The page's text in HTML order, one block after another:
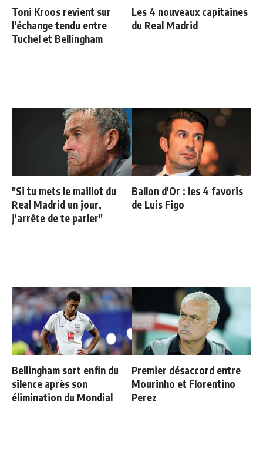
Toni Kroos revient sur
l’échange tendu entre
Tuchel et Bellingham
Les 4 nouveaux capitaines
du Real Madrid
"Si tu mets le maillot du
Real Madrid un jour,
j'arrête de te parler"
Ballon d'Or : les 4 favoris
de Luis Figo
Bellingham sort enfin du
silence après son
élimination du Mondial
Premier désaccord entre
Mourinho et Florentino
Perez